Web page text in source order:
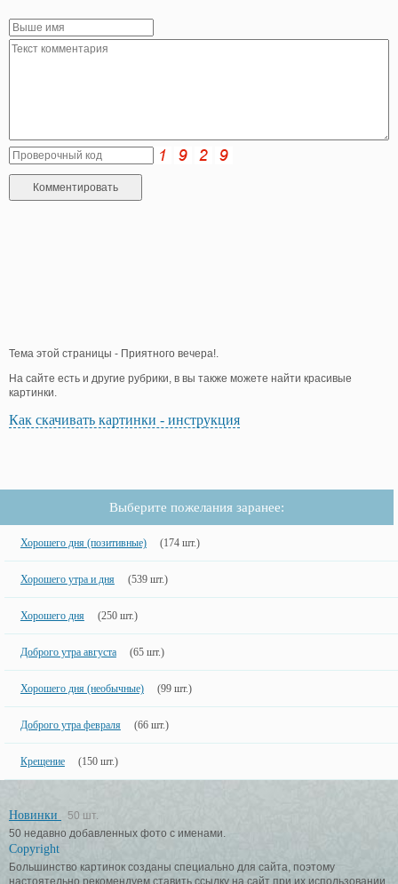
Тема этой страницы - Приятного вечера!.
На сайте есть и другие рубрики, в вы также можете найти красивые
картинки.
Как скачивать картинки - инструкция
Выберите пожелания заранее:
Хорошего дня (позитивные) (174 шт.)
Хорошего утра и дня (539 шт.)
Хорошего дня (250 шт.)
Доброго утра августа (65 шт.)
Хорошего дня (необычные) (99 шт.)
Доброго утра февраля (66 шт.)
Крещение (150 шт.)
Новинки
50 шт.
50 недавно добавленных фото с именами.
Copyright
Большинство картинок созданы специально для сайта, поэтому